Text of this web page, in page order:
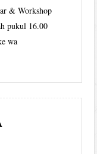
& Workshop
pukul 16.00
wa